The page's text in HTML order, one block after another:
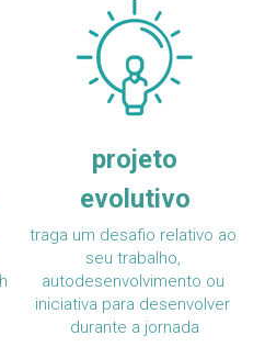
projeto
evolutivo
traga um desafio relativo ao
seu trabalho,
autodesenvolvimento ou
iniciativa para desenvolver
durante a jornada